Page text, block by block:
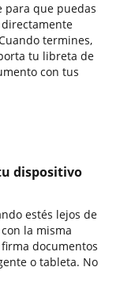
para que puedas
termines,
tu libreta de
con tus
dispositivo
estés lejos de
la misma
documentos
o tableta. No